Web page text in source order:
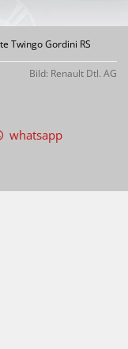
Twingo Gordini RS
Bild: Renault Dtl. AG
whatsapp